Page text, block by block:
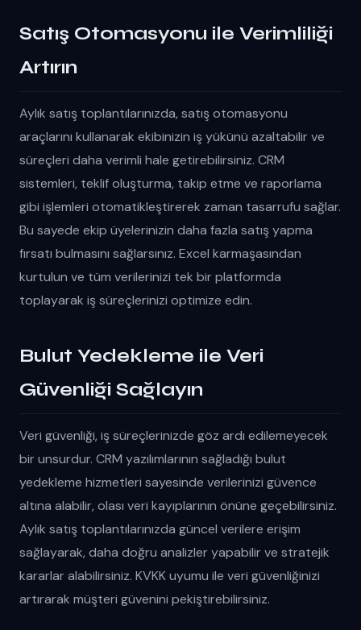
Satış Otomasyonu ile Verimliliği
Artırın
Aylık satış toplantılarınızda, satış otomasyonu
araçlarını kullanarak ekibinizin iş yükünü azaltabilir ve
süreçleri daha verimli hale getirebilirsiniz. CRM
sistemleri, teklif oluşturma, takip etme ve raporlama
gibi işlemleri otomatikleştirerek zaman tasarrufu sağlar.
Bu sayede ekip üyelerinizin daha fazla satış yapma
fırsatı bulmasını sağlarsınız. Excel karmaşasından
kurtulun ve tüm verilerinizi tek bir platformda
toplayarak iş süreçlerinizi optimize edin.
Bulut Yedekleme ile Veri
Güvenliği Sağlayın
Veri güvenliği, iş süreçlerinizde göz ardı edilemeyecek
bir unsurdur. CRM yazılımlarının sağladığı bulut
yedekleme hizmetleri sayesinde verilerinizi güvence
altına alabilir, olası veri kayıplarının önüne geçebilirsiniz.
Aylık satış toplantılarınızda güncel verilere erişim
sağlayarak, daha doğru analizler yapabilir ve stratejik
kararlar alabilirsiniz. KVKK uyumu ile veri güvenliğinizi
artırarak müşteri güvenini pekiştirebilirsiniz.